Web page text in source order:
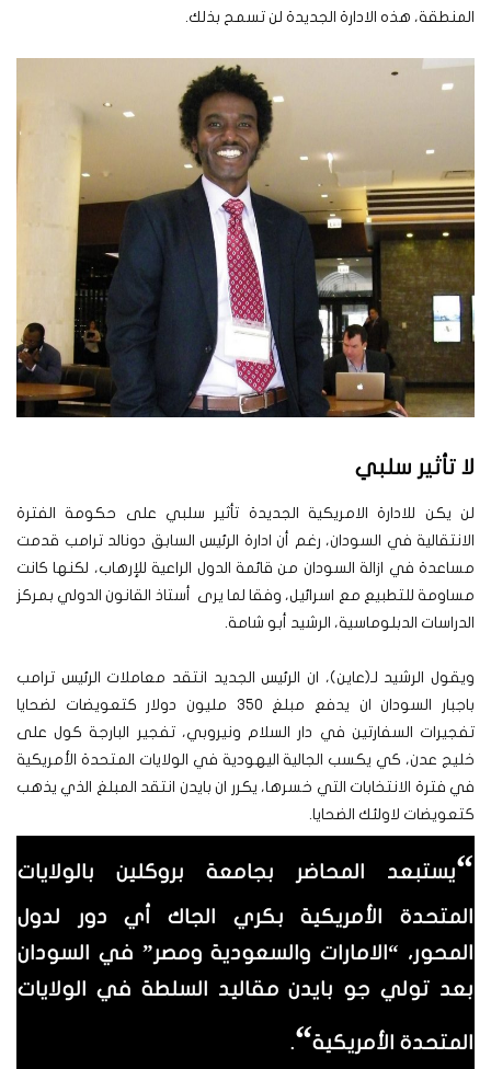
المنطقة، هذه الادارة الجديدة لن تسمح بذلك.
لا تأثير سلبي
لن يكن للادارة الامريكية الجديدة تأثير سلبي على حكومة الفترة
الانتقالية في السودان، رغم أن ادارة الرئيس السابق دونالد ترامب قدمت
مساعدة في ازالة السودان من قائمة الدول الراعية للإرهاب، لكنها كانت
مساومة للتطبيع مع اسرائيل، وفقا لما يرى أستاذ القانون الدولي بمركز
الدراسات الدبلوماسية، الرشيد أبو شامة.
ويقول الرشيد لـ(عاين)، ان الرئيس الجديد انتقد معاملات الرئيس ترامب
باجبار السودان ان يدفع مبلغ 350 مليون دولار كتعويضات لضحايا
تفجيرات السفارتين في دار السلام ونيروبي، تفجير البارجة كول على
خليج عدن، كي يكسب الجالية اليهودية في الولايات المتحدة الأمريكية
في فترة الانتخابات التي خسرها، يكرر ان بايدن انتقد المبلغ الذي يذهب
كتعويضات لاولئك الضحايا.
“يستبعد المحاضر بجامعة بروكلين بالولايات
المتحدة الأمريكية بكري الجاك أي دور لدول
المحور، “الامارات والسعودية ومصر” في السودان
بعد تولي جو بايدن مقاليد السلطة في الولايات
المتحدة الأمريكية“
.